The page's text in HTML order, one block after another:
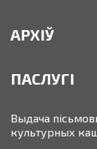
АРХІЎ
ПАСЛУГІ
Выдача
культурных